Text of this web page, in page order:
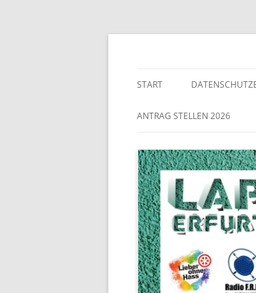
START
ANTRAG STELLEN 2026